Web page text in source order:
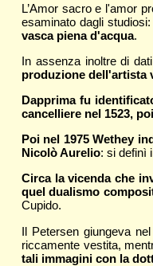
L’Amor sacro e l'amor
esaminato dagli studiosi:
vasca piena d'acqua.
In assenza inoltre di
produzione dell'artista
Dapprima fu
cancelliere nel 1523,
Poi nel 1975 Wethey
Nicolò Aurelio: si definì
Circa la vicenda che
quel dualismo
Cupido.
Il Petersen giungeva
riccamente vestita,
tali immagini con la